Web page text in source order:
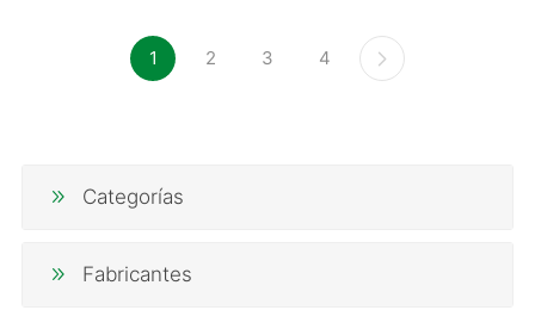
1 2 3 4
Categorías
Fabricantes